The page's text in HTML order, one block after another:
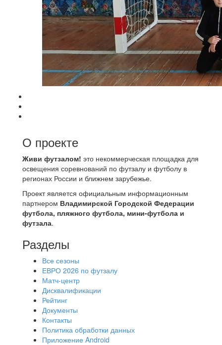
О проекте
Живи футзалом! это некоммерческая площадка для
освещения соревнований по футзалу и футболу в
регионах России и ближнем зарубежье.
Проект является официальным информационным
партнером Владимирской Городской Федерации
футбола, пляжного футбола, мини-футбола и
футзала.
Разделы
Все сезоны
ЕВРО 2026 по футзалу
Матч-центр
Дисквалификации
Рейтинг
Документы
Контакты
Политика обработки данных
Приложение Android